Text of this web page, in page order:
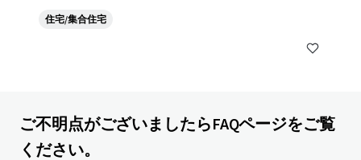
住宅/集合住宅
ご不明点がございましたらFAQページをご覧
ください。